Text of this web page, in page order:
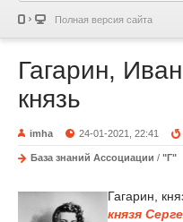
Полная версия сайта
Гагарин,
князь
imha 24-01-2021, 22:41
База знаний Ассоциации / "Г"
Гагарин,
князя